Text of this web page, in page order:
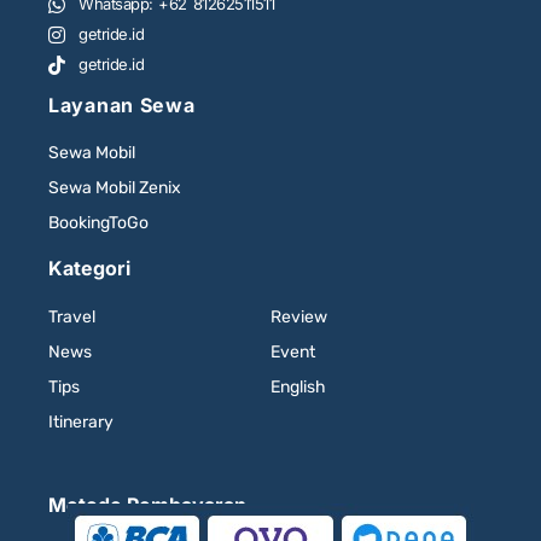
Whatsapp: +62 81262511511
getride.id
getride.id
Layanan Sewa
Sewa Mobil
Sewa Mobil Zenix
BookingToGo
Kategori
Travel
News
Tips
Itinerary
Review
Event
English
Metode Pembayaran